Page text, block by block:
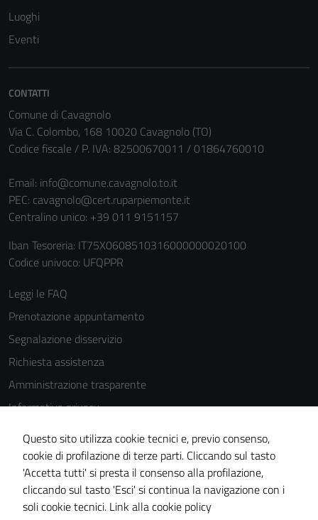
Luoghi
Eventi
CONTATTI
Comune di Cavagnolo
Via C. Colombo, 168 10020 Cavagnolo (TO)
Codice fiscale / P. IVA: 82500670011 / 01864760010
Email: info@comune.cavagnolo.to.it
PEC: cavagnolo@cert.ruparpiemonte.it
Centralino unico: +39 011 9151157
Iban Tesoreria: IT75X0608510316000000020100
Codice univoco: UFQPPR
Leggi le FAQ
Prenotazione appuntamento
Segnalazione disservizio
Richiesta assistenza
Amministrazione trasparente
Informativa privacy
Cookie Policy
Note legali
Dichiarazione di accessibilità
Piano di miglioramento del sito
Questo sito utilizza cookie tecnici e, previo consenso,
cookie di profilazione di terze parti. Cliccando sul tasto
'Accetta tutti' si presta il consenso alla profilazione,
cliccando sul tasto 'Esci' si continua la navigazione con i
soli cookie tecnici. Link alla cookie policy
possono
Questi cookie
non raccolgono